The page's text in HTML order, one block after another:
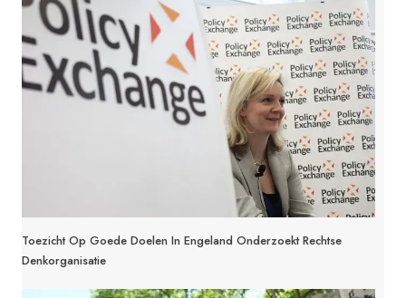
Toezicht Op Goede Doelen In Engeland Onderzoekt Rechtse
Denkorganisatie